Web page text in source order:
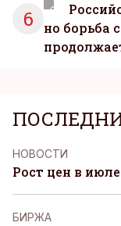
6
но борьба
НОВОСТИ
Рост цен в
БИРЖА